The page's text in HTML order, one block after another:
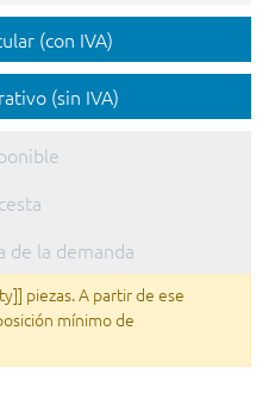
(con IVA)
(sin IVA)
de la demanda
piezas. A partir de ese
mínimo de